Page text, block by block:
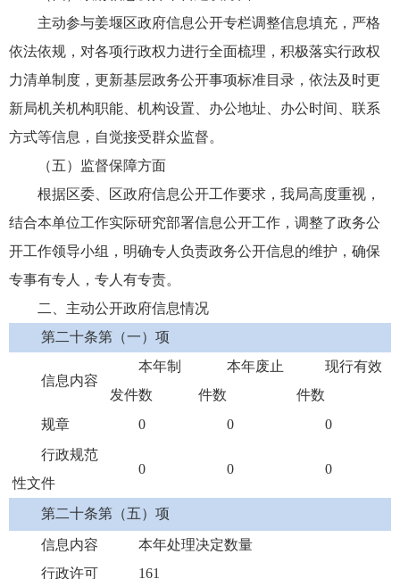
主动参与姜堰区政府信息公开专栏调整信息填充，严格
依法依规，对各项行政权力进行全面梳理，积极落实行政权
力清单制度，更新基层政务公开事项标准目录，依法及时更
新局机关机构职能、机构设置、办公地址、办公时间、联系
方式等信息，自觉接受群众监督。
（五）监督保障方面
根据区委、区政府信息公开工作要求，我局高度重视，
结合本单位工作实际研究部署信息公开工作，调整了政务公
开工作领导小组，明确专人负责政务公开信息的维护，确保
专事有专人，专人有专责。
二、主动公开政府信息情况
第二十条第（一）项
信息内容
本年制
发件数
本年废止
件数
现行有效
件数
规章
0 0
0
行政规范
性文件
0 0 0
第二十条第（五）项
信息内容
本年处理决定数量
行政许可
161